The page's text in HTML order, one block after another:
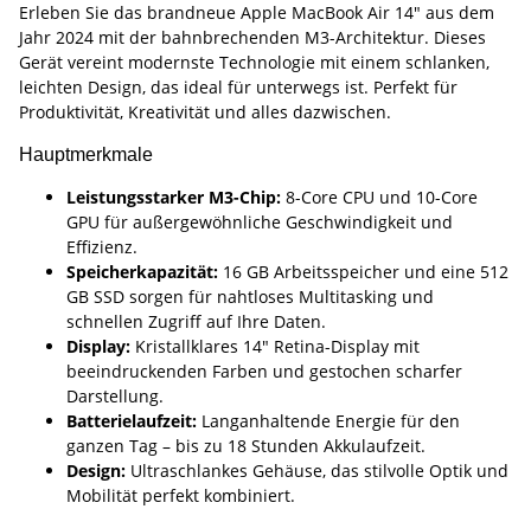
Erleben Sie das brandneue Apple MacBook Air 14" aus dem
Jahr 2024 mit der bahnbrechenden M3-Architektur. Dieses
Gerät vereint modernste Technologie mit einem schlanken,
leichten Design, das ideal für unterwegs ist. Perfekt für
Produktivität, Kreativität und alles dazwischen.
Hauptmerkmale
Leistungsstarker M3-Chip: 8-Core CPU und 10-Core
GPU für außergewöhnliche Geschwindigkeit und
Effizienz.
Speicherkapazität: 16 GB Arbeitsspeicher und eine 512
GB SSD sorgen für nahtloses Multitasking und
schnellen Zugriff auf Ihre Daten.
Display: Kristallklares 14" Retina-Display mit
beeindruckenden Farben und gestochen scharfer
Darstellung.
Batterielaufzeit: Langanhaltende Energie für den
ganzen Tag – bis zu 18 Stunden Akkulaufzeit.
Design: Ultraschlankes Gehäuse, das stilvolle Optik und
Mobilität perfekt kombiniert.